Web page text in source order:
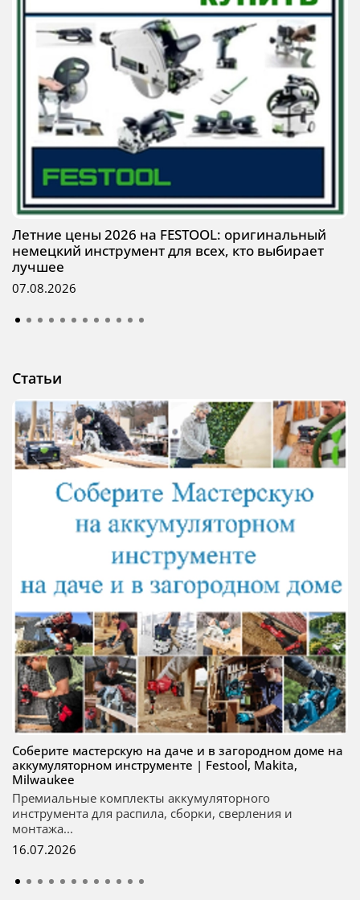
Летние цены 2026 на FESTOOL: оригинальный
немецкий инструмент для всех, кто выбирает
лучшее
07.08.2026
Статьи
Соберите мастерскую на даче и в загородном доме на
аккумуляторном инструменте | Festool, Makita,
Milwaukee
Премиальные комплекты аккумуляторного
инструмента для распила, сборки, сверления и
монтажа...
16.07.2026